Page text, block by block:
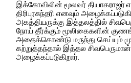
இக்கோவிலின் மூலவர் தியாகராஜர்
திரிபுரசுந்தரி எனவும்
அகத்தியருக்கு இத்தலத்தில்
நோய் தீர்க்கும் மூலிகைகளின்
அதைக்கொண்டு மருந்து செய்யும்
கற்றுத்தந்தால் இத்தல
அழைக்கப்படுகிறார்.